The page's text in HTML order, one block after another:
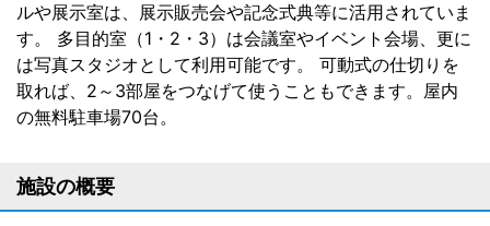
ルや展示室は、展示販売会や記念式典等に活用されていま
す。 多目的室（1・2・3）は会議室やイベント会場、更に
は写真スタジオとして利用可能です。 可動式の仕切りを
取れば、2～3部屋をつなげて使うこともできます。屋内
の無料駐車場70台。
施設の概要